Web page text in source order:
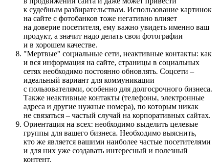
к судебным разбирательствам. Использование картинок
на сайте с фотобанков тоже негативно влияет
на доверие посетителя, ему важно увидеть именно ваш
продукт, а значит надо делать свои фотографии
и в хорошем качестве.
"Мертвые" социальные сети, неактивные контакты: как
и вся информация на сайте, страницы в социальных
сетях необходимо постоянно обновлять. Соцсети –
идеальный вариант для коммуникации
с пользователями, особенно для долгосрочного бизнеса.
Также неактивные контакты (телефоны, электронные
адреса и другие нужные номера), по которым никак
не связаться – частый случай на корпоративных сайтах.
Ориентация на всех: необходимо выделить целевые
группы для вашего бизнеса. Необходимо выяснить,
кто же является вашими наиболее частые посетителями
и для них уже создавать интересный и полезный
контент.